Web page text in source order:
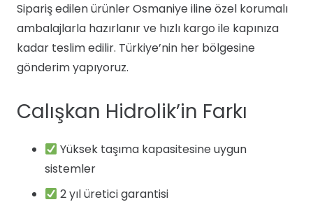
Sipariş edilen ürünler Osmaniye iline özel korumalı
ambalajlarla hazırlanır ve hızlı kargo ile kapınıza
kadar teslim edilir. Türkiye’nin her bölgesine
gönderim yapıyoruz.
Calışkan Hidrolik’in Farkı
Yüksek taşıma kapasitesine uygun
sistemler
2 yıl üretici garantisi